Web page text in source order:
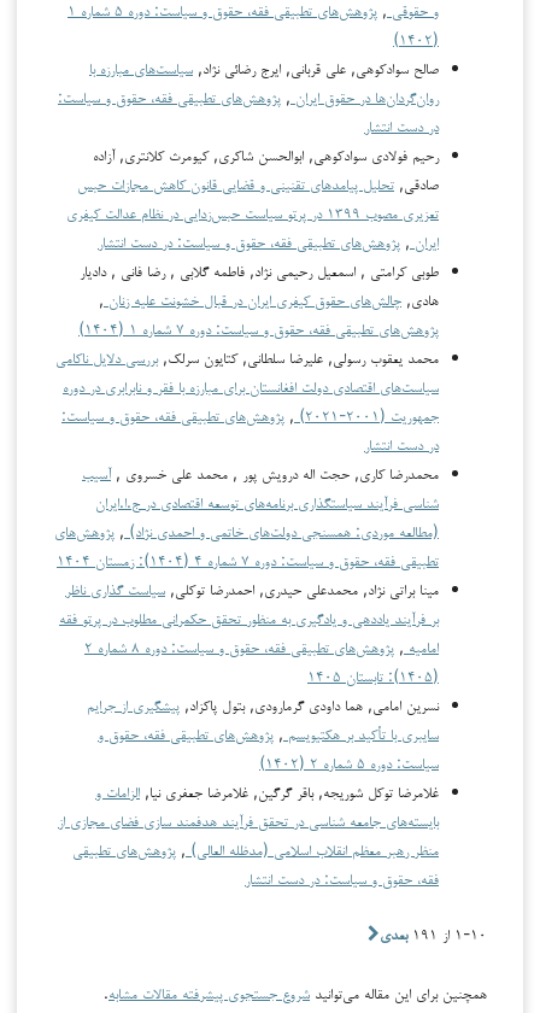
و حقوقی ,
پژوهش‌های تطبیقی فقه، حقوق و سیاست: دوره ۵ شماره ۱
(۱۴۰۲)
صالح سوادکوهی, علی قربانی, ایرج رضائی نژاد, سیاست‌های مبارزه با
روان‌گردان‌ها در حقوق ایران , پژوهش‌های تطبیقی فقه، حقوق و سیاست:
در دست انتشار
رحیم فولادی سوادکوهی, ابوالحسن شاکری, کیومرث کلانتری, آزاده
صادقی, تحلیل پیامدهای تقنینی و قضایی قانون کاهش مجازات حبس
تعزیری مصوب ۱۳۹۹ در پرتو سیاست حبس‌زدایی در نظام عدالت کیفری
ایران , پژوهش‌های تطبیقی فقه، حقوق و سیاست: در دست انتشار
طوبی کرامتی , اسمعیل رحیمی نژاد, فاطمه گلابی , رضا فانی , دادیار
هادی, چالش‌های حقوق کیفری ایران در قبال خشونت علیه زنان ,
پژوهش‌های تطبیقی فقه، حقوق و سیاست: دوره ۷ شماره ۱ (۱۴۰۴)
محمد یعقوب رسولی, علیرضا سلطانی, کتایون سرلک,بررسی دلایل ناکامی
سیاست‌های اقتصادی دولت افغانستان برای مبارزه با فقر و نابرابری در دوره
جمهوریت (۲۰۰۱-۲۰۲۱)
, پژوهش‌های تطبیقی فقه، حقوق و سیاست:
در دست انتشار
محمدرضا کاری, حجت اله درویش پور , محمد علی خسروی ,آسیب
شناسی فرآیند سیاستگذاری برنامه‌های توسعه اقتصادی در ج.ا.ایران
(مطالعه موردی: همسنجی دولت‌های خاتمی و احمدی نژاد) , پژوهش‌های
تطبیقی فقه، حقوق و سیاست: دوره ۷ شماره ۴ (۱۴۰۴): زمستان ۱۴۰۴
مینا براتی نژاد, محمدعلی حیدری, احمدرضا توکلی, سیاست گذاری ناظر
بر فرآیند یاددهی و یادگیری به منظور تحقق حکمرانی مطلوب در پرتو فقه
امامیه ,
پژوهش‌های تطبیقی فقه، حقوق و سیاست: دوره ۸ شماره ۲
(۱۴۰۵): تابستان ۱۴۰۵
نسرین امامی, هما داودی گرمارودی, بتول پاکزاد, پیشگیری از جرایم‌
سایبری با تأکید بر هکتیویسم , پژوهش‌های تطبیقی فقه، حقوق و
سیاست: دوره ۵ شماره ۲ (۱۴۰۲)
غلامرضا توکل شوریجه, باقر گرگین, غلامرضا جعفری نیا, الزامات و
بایسته‌های جامعه شناسی در تحقق فرآیند هدفمند سازی فضای مجازی از
منظر رهبر معظم انقلاب اسلامی (مدظله العالی) , پژوهش‌های تطبیقی
فقه، حقوق و سیاست: در دست انتشار
۱-۱۰ از ۱۹۱ بعدی
همچنین برای این مقاله می‌توانید شروع جستجوی پیشرفته مقالات مشابه.